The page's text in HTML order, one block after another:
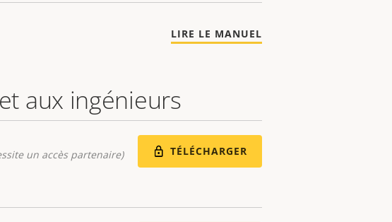
LIRE LE MANUEL
aux ingénieurs
un accès partenaire) TÉLÉCHARGER